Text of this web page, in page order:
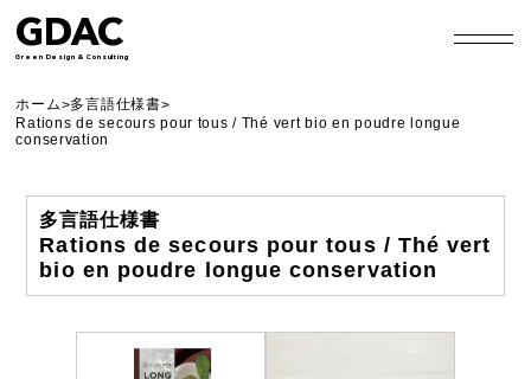
GDAC
Green Design & Consulting
ホーム>多言語仕様書>
Rations de secours pour tous / Thé vert bio en poudre longue
conservation
多言語仕様書
Rations de secours pour tous / Thé vert
bio en poudre longue conservation